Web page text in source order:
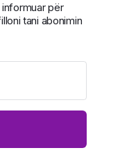
për
tani abonimin